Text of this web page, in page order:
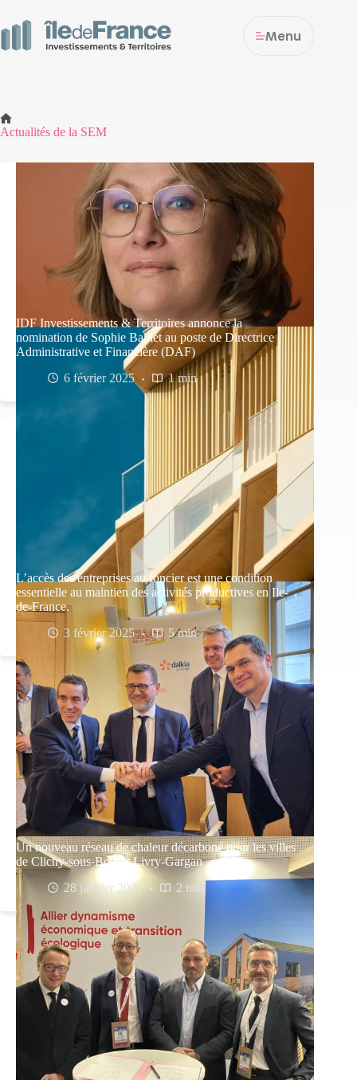
Menu
Actualités de la SEM
IDF Investissements & Territoires annonce la
nomination de Sophie Baillet au poste de Directrice
Administrative et Financière (DAF)
6 février 2025
1 min
L’accès des entreprises au foncier est une condition
essentielle au maintien des activités productives en Ile-
de-France.
3 février 2025
5 min
Un nouveau réseau de chaleur décarboné pour les villes
de Clichy-sous-Bois et Livry-Gargan
28 janvier 2025
2 min